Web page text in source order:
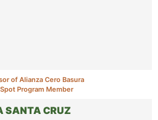
of Alianza Cero Basura
Program Member
SANTA CRUZ